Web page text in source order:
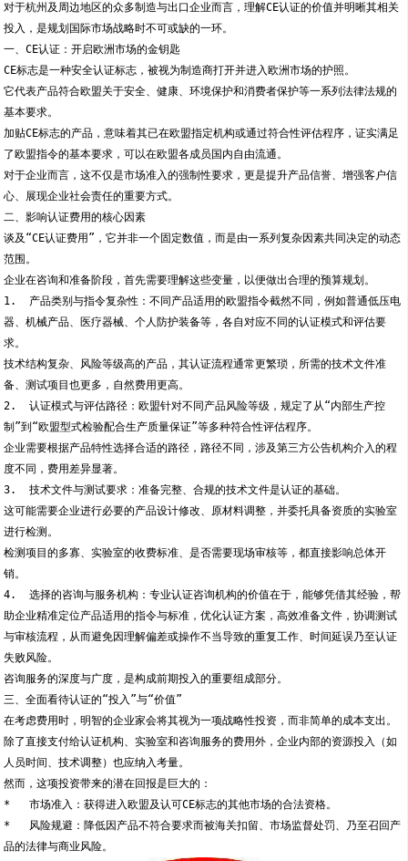
对于杭州及周边地区的众多制造与出口企业而言，理解CE认证的价值并明晰其相关
投入，是规划国际市场战略时不可或缺的一环。
一、CE认证：开启欧洲市场的金钥匙
CE标志是一种安全认证标志，被视为制造商打开并进入欧洲市场的护照。
它代表产品符合欧盟关于安全、健康、环境保护和消费者保护等一系列法律法规的
基本要求。
加贴CE标志的产品，意味着其已在欧盟指定机构或通过符合性评估程序，证实满足
了欧盟指令的基本要求，可以在欧盟各成员国内自由流通。
对于企业而言，这不仅是市场准入的强制性要求，更是提升产品信誉、增强客户信
心、展现企业社会责任的重要方式。
二、影响认证费用的核心因素
谈及“CE认证费用”，它并非一个固定数值，而是由一系列复杂因素共同决定的动态
范围。
企业在咨询和准备阶段，首先需要理解这些变量，以便做出合理的预算规划。
1.  产品类别与指令复杂性：不同产品适用的欧盟指令截然不同，例如普通低压电
器、机械产品、医疗器械、个人防护装备等，各自对应不同的认证模式和评估要
求。
技术结构复杂、风险等级高的产品，其认证流程通常更繁琐，所需的技术文件准
备、测试项目也更多，自然费用更高。
2.  认证模式与评估路径：欧盟针对不同产品风险等级，规定了从“内部生产控
制”到“欧盟型式检验配合生产质量保证”等多种符合性评估程序。
企业需要根据产品特性选择合适的路径，路径不同，涉及第三方公告机构介入的程
度不同，费用差异显著。
3.  技术文件与测试要求：准备完整、合规的技术文件是认证的基础。
这可能需要企业进行必要的产品设计修改、原材料调整，并委托具备资质的实验室
进行检测。
检测项目的多寡、实验室的收费标准、是否需要现场审核等，都直接影响总体开
销。
4.  选择的咨询与服务机构：专业认证咨询机构的价值在于，能够凭借其经验，帮
助企业精准定位产品适用的指令与标准，优化认证方案，高效准备文件，协调测试
与审核流程，从而避免因理解偏差或操作不当导致的重复工作、时间延误乃至认证
失败风险。
咨询服务的深度与广度，是构成前期投入的重要组成部分。
三、全面看待认证的“投入”与“价值”
在考虑费用时，明智的企业家会将其视为一项战略性投资，而非简单的成本支出。
除了直接支付给认证机构、实验室和咨询服务的费用外，企业内部的资源投入（如
人员时间、技术调整）也应纳入考量。
然而，这项投资带来的潜在回报是巨大的：
*   市场准入：获得进入欧盟及认可CE标志的其他市场的合法资格。
*   风险规避：降低因产品不符合要求而被海关扣留、市场监督处罚、乃至召回产
品的法律与商业风险。